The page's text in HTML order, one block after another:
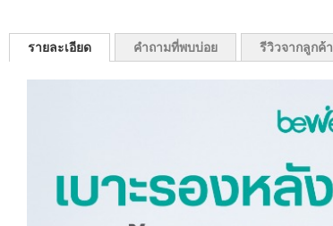
รายละเอียด คำถามที่พบบ่อย รีวิวจากลูกค้า